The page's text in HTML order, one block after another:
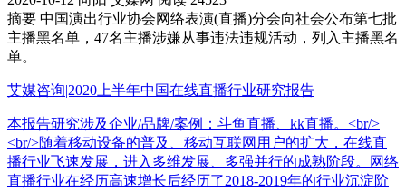
摘要 中国演出行业协会网络表演(直播)分会向社会公布第七批
主播黑名单，47名主播涉嫌从事违法违规活动，列入主播黑名
单。
艾媒咨询|2020上半年中国在线直播行业研究报告
本报告研究涉及企业/品牌/案例：斗鱼直播、kk直播。<br/>
<br/>随着移动设备的普及、移动互联网用户的扩大，在线直
播行业飞速发展，进入多维发展、多强并行的成熟阶段。网络
直播行业在经历高速增长后经历了2018-2019年的行业沉淀阶